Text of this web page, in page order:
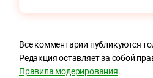
Все комментарии публикуются
Редакция оставляет за собой
Правила модерирования.